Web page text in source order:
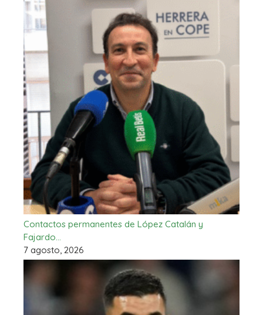
Contactos permanentes de López Catalán y
Fajardo…
7 agosto, 2026